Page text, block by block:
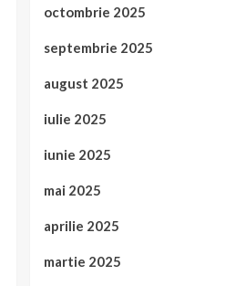
octombrie 2025
septembrie 2025
august 2025
iulie 2025
iunie 2025
mai 2025
aprilie 2025
martie 2025